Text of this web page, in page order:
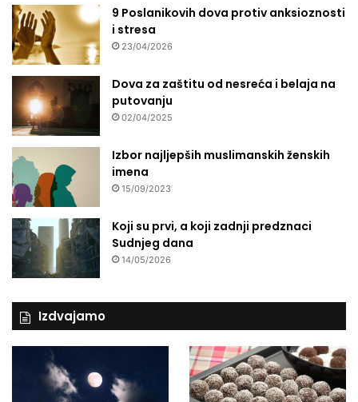
t
u
d
a
o
u
d
g
e
n
o
c
i
d
9 Poslanikovih dova protiv anksioznosti
i stresa
23/04/2026
Dova za zaštitu od nesreća i belaja na
putovanju
02/04/2025
Izbor najljepših muslimanskih ženskih
imena
15/09/2023
Koji su prvi, a koji zadnji predznaci
Sudnjeg dana
14/05/2026
Izdvajamo